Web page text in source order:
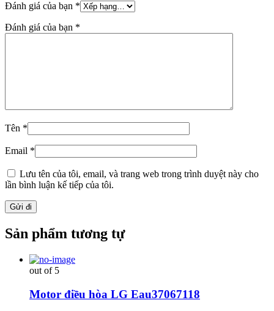
Đánh giá của bạn *
Đánh giá của bạn *
Tên *
Email *
Lưu tên của tôi, email, và trang web trong trình duyệt này cho
lần bình luận kế tiếp của tôi.
Sản phẩm tương tự
out of 5
Motor điều hòa LG Eau37067118